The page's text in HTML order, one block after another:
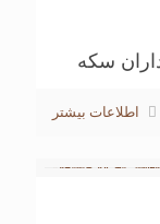
سکه
اطلاعات بیشتر